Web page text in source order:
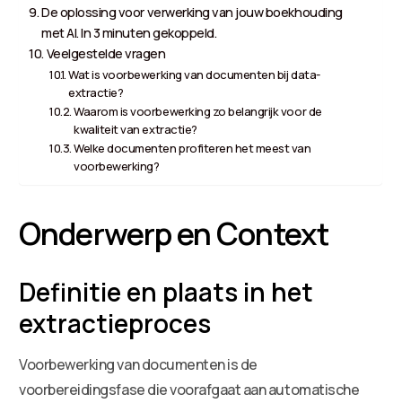
De oplossing voor verwerking van jouw boekhouding
met AI. In 3 minuten gekoppeld.
Veelgestelde vragen
Wat is voorbewerking van documenten bij data-
extractie?
Waarom is voorbewerking zo belangrijk voor de
kwaliteit van extractie?
Welke documenten profiteren het meest van
voorbewerking?
Onderwerp en Context
Definitie en plaats in het
extractieproces
Voorbewerking van documenten is de
voorbereidingsfase die voorafgaat aan automatische